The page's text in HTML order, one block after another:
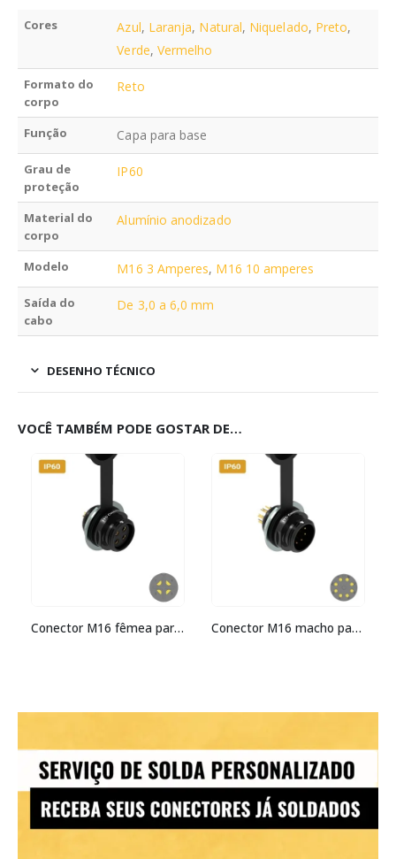
Cores Azul, Laranja, Natural, Niquelado, Preto,
Verde, Vermelho
Formato do
corpo
Reto
Função Capa para base
Grau de
proteção
IP60
Material do
corpo
Alumínio anodizado
Modelo M16 3 Amperes, M16 10 amperes
Saída do
cabo
De 3,0 a 6,0 mm
DESENHO TÉCNICO
VOCÊ TAMBÉM PODE GOSTAR DE…
Conector M16 fêmea para painel redonda IP60 10 amperes Conector M16 macho para painel redonda IP60 3 amperes